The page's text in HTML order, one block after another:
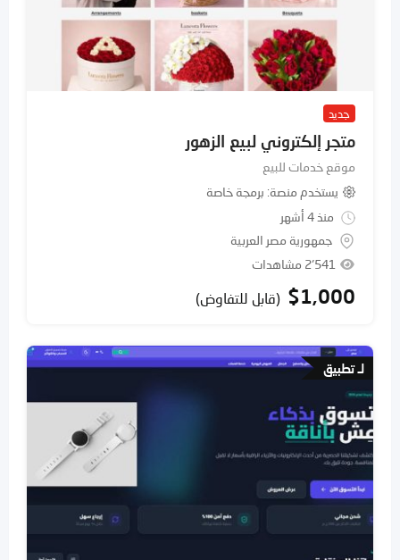
جديد
متجر إلكتروني لبيع الزهور
موقع خدمات للبيع
يستخدم منصة برمجة خاصة
منذ 4 أشهر
جمهورية مصر العربية
2٬541 مشاهدات
$1,000 (قابل للتفاوض)
لـ تطبيق